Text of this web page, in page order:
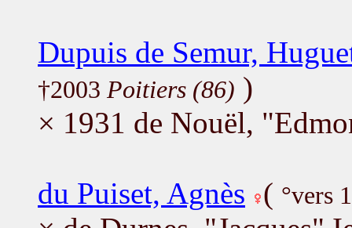
Dupuis de Semur,
†2003 Poitiers (86) )
× 1931 de Nouël,
du Puiset, Agnès ( °vers